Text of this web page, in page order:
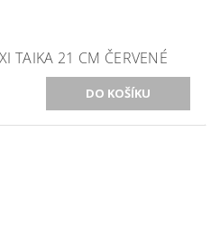
TAIKA 21 CM ČERVENÉ